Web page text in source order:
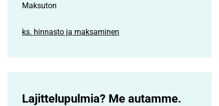
Maksuton
ks. hinnasto ja maksaminen
Lajittelupulmia? Me autamme.